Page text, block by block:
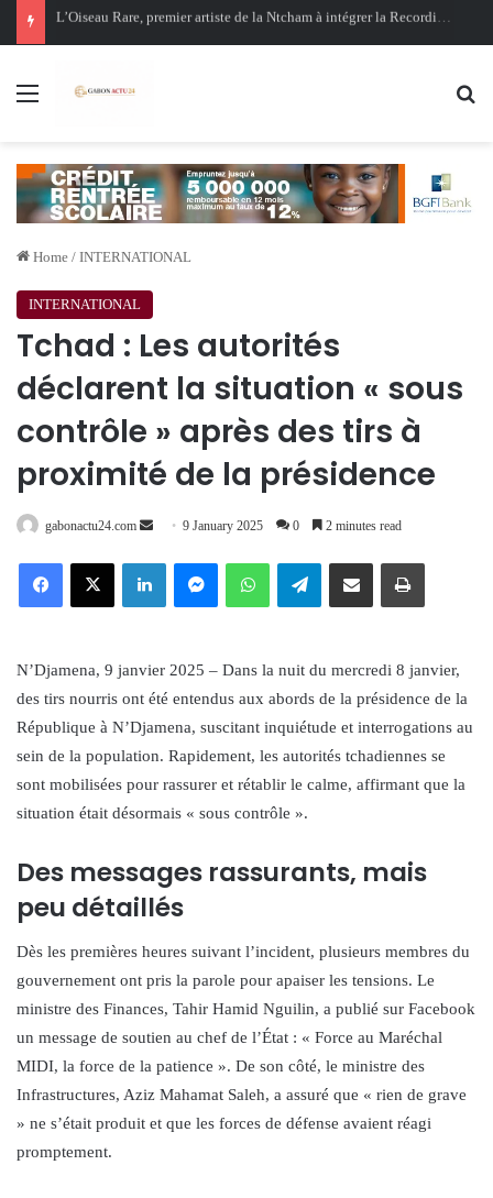
Oligui Nguema au Ghana : Libreville mise sur Accra pour renforcer sa stratégie diplomatique et économique
Menu
Home / INTERNATIONAL
INTERNATIONAL
Tchad : Les autorités
déclarent la situation « sous
contrôle » après des tirs à
proximité de la présidence
gabonactu24.com
Send 9 January 2025 0 2 minutes read
FacebookX LinkedInMessengerWhatsAppTelegramShare via Email Print
N’Djamena, 9 janvier 2025 – Dans la nuit du mercredi 8 janvier,
des tirs nourris ont été entendus aux abords de la présidence de la
République à N’Djamena, suscitant inquiétude et interrogations au
sein de la population. Rapidement, les autorités tchadiennes se
sont mobilisées pour rassurer et rétablir le calme, affirmant que la
situation était désormais « sous contrôle ».
Des messages rassurants, mais
peu détaillés
Dès les premières heures suivant l’incident, plusieurs membres du
gouvernement ont pris la parole pour apaiser les tensions. Le
ministre des Finances, Tahir Hamid Nguilin, a publié sur Facebook
un message de soutien au chef de l’État : « Force au Maréchal
MIDI, la force de la patience ». De son côté, le ministre des
Infrastructures, Aziz Mahamat Saleh, a assuré que « rien de grave
» ne s’était produit et que les forces de défense avaient réagi
promptement.